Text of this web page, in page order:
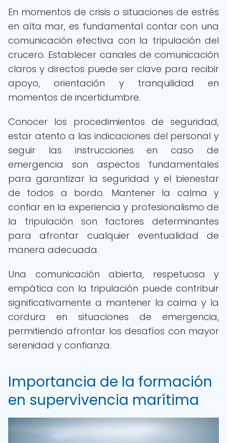
En momentos de crisis o situaciones de estrés
en alta mar, es fundamental contar con una
comunicación efectiva con la tripulación del
crucero. Establecer canales de comunicación
claros y directos puede ser clave para recibir
apoyo, orientación y tranquilidad en
momentos de incertidumbre.
Conocer los procedimientos de seguridad,
estar atento a las indicaciones del personal y
seguir las instrucciones en caso de
emergencia son aspectos fundamentales
para garantizar la seguridad y el bienestar
de todos a bordo. Mantener la calma y
confiar en la experiencia y profesionalismo de
la tripulación son factores determinantes
para afrontar cualquier eventualidad de
manera adecuada.
Una comunicación abierta, respetuosa y
empática con la tripulación puede contribuir
significativamente a mantener la calma y la
cordura en situaciones de emergencia,
permitiendo afrontar los desafíos con mayor
serenidad y confianza.
Importancia de la formación
en supervivencia marítima